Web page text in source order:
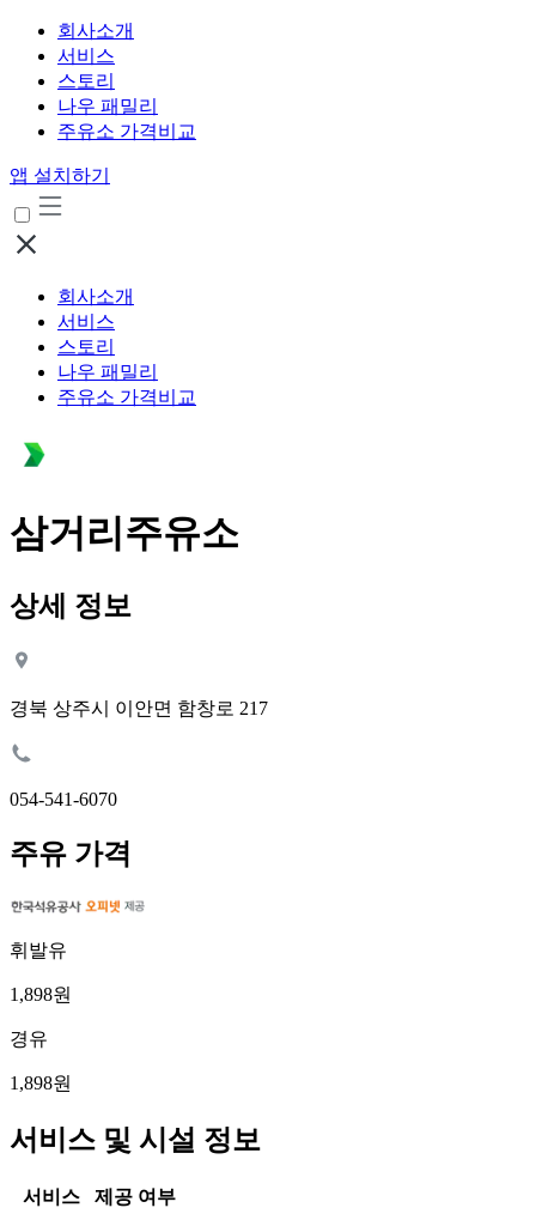
회사소개
서비스
스토리
나우 패밀리
주유소 가격비교
앱 설치하기
회사소개
서비스
스토리
나우 패밀리
주유소 가격비교
삼거리주유소
상세 정보
경북 상주시 이안면 함창로 217
054-541-6070
주유 가격
휘발유
1,898원
경유
1,898원
서비스 및 시설 정보
서비스 제공 여부